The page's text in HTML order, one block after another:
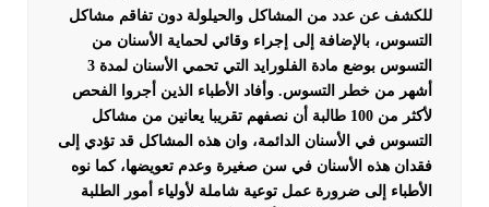
للكشف عن عدد من المشاكل والحيلولة دون تفاقم مشاكل
التسوس، بالإضافة إلى إجراء وقائي لحماية الأسنان من
التسوس بوضع مادة الفلورايد التي تحمي الأسنان لمدة 3
أشهر من خطر التسوس. وأفاد الأطباء الذين أجروا الفحص
لأكثر من 100 طالبة أن نصفهم تقريبا يعانين من مشاكل
التسوس في الأسنان الدائمة، وان هذه المشاكل قد تؤدي إلى
فقدان هذه الأسنان في سن صغيرة وعدم تعويضها، كما نوه
الأطباء إلى ضرورة عمل توعية شاملة لأولياء أمور الطلبة